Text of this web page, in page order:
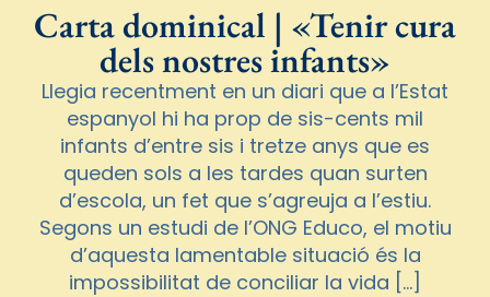
Carta dominical | «Tenir cura
dels nostres infants»
Llegia recentment en un diari que a l’Estat
espanyol hi ha prop de sis-cents mil
infants d’entre sis i tretze anys que es
queden sols a les tardes quan surten
d’escola, un fet que s’agreuja a l’estiu.
Segons un estudi de l’ONG Educo, el motiu
d’aquesta lamentable situació és la
impossibilitat de conciliar la vida […]